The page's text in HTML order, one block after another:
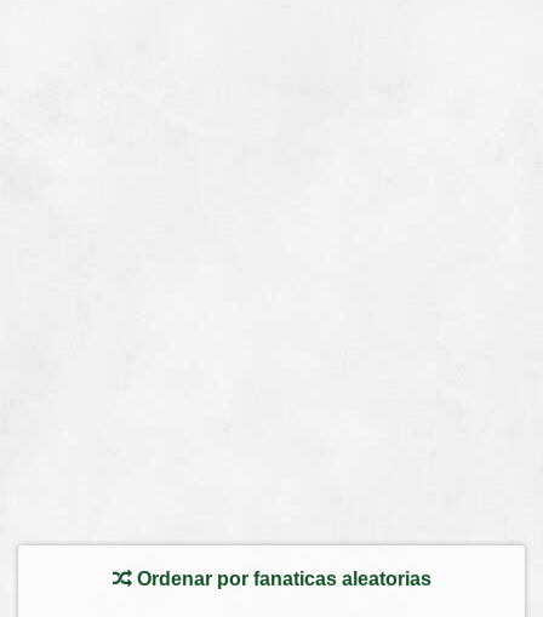
Ordenar por fanaticas aleatorias